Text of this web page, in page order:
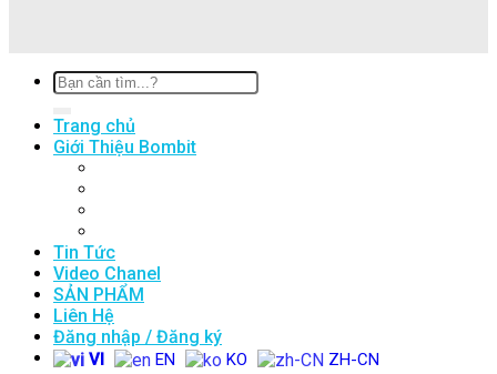
Tìm
Trang chủ
Giới Thiệu Bombit
Tin Tức
Video Chanel
SẢN PHẨM
Liên Hệ
Đăng nhập / Đăng ký
VI EN KO ZH-CN